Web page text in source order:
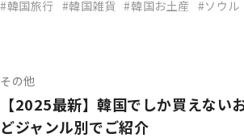
韓国旅行 韓国雑貨 韓国お土産 ソウル
その他
【2025最新】韓国でしか買えな
どジャンル別でご紹介